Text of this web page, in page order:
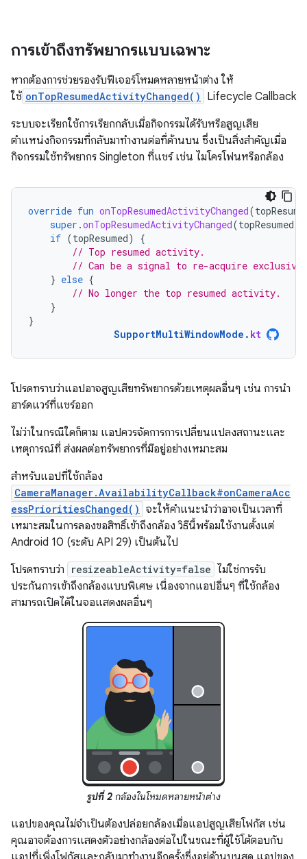
การเข้าถึงทรัพยากรแบบเฉพาะ
หากต้องการช่วยรองรับฟีเจอร์โหมดหลายหน้าต่าง ให้
ใช้ onTopResumedActivityChanged()
Lifecycle Callback
ระบบจะเรียกใช้การเรียกกลับเมื่อกิจกรรมได้รับหรือสูญเสีย
ตำแหน่งกิจกรรมที่กลับมาทำงานต่อที่ด้านบน ซึ่งเป็นสิ่งสำคัญเมื่อ
กิจกรรมใช้ทรัพยากร Singleton ที่แชร์ เช่น ไมโครโฟนหรือกล้อง
override fun onTopResumedActivityChanged(
super .onTopResumedActivityChanged(topResumed
if (topResumed)
{
// Top resumed activity.
// Can be a signal to re-acquire exclusive
} else {
// No longer the top resumed activity.
}
}
SupportMultiWindowMode . kt
โปรดทราบว่าแอปอาจสูญเสียทรัพยากรด้วยเหตุผลอื่นๆ เช่น การนำ
ฮาร์ดแวร์ที่แชร์ออก
ไม่ว่าในกรณีใดก็ตาม แอปควรจัดการการเปลี่ยนแปลงสถานะและ
เหตุการณ์ที่ ส่งผลต่อทรัพยากรที่มีอยู่อย่างเหมาะสม
สำหรับแอปที่ใช้กล้อง
CameraManager.AvailabilityCallback#onCameraAcc
essPrioritiesChanged() จะให้คำแนะนำว่าอาจเป็นเวลาที่
เหมาะสมในการลองขอสิทธิ์เข้าถึงกล้อง วิธีนี้พร้อมใช้งานตั้งแต่
Android 10 (ระดับ API 29) เป็นต้นไป
โปรดทราบว่า
resizeableActivity=false ไม่ใช่การรับ
ประกันการเข้าถึงกล้องแบบพิเศษ เนื่องจากแอปอื่นๆ ที่ใช้กล้อง
สามารถเปิดได้ในจอแสดงผลอื่นๆ
รูปที่ 2กล้องในโหมดหลายหน้าต่าง
แอปของคุณไม่จำเป็นต้องปล่อยกล้องเมื่อแอปสูญเสียโฟกัส เช่น
คุณอาจต้องการแสดงตัวอย่างกล้องต่อไปในขณะที่ผู้ใช้โต้ตอบกับ